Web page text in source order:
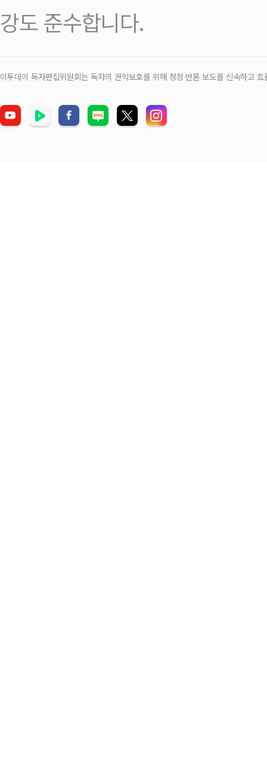
강도 준수합니다.
이투데이 독자편집위원회는 독자의 권익보호를 위해 정정‧반론 보도를 신속하고